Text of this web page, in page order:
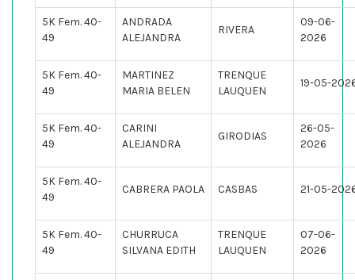
5K Fem. 40-
49
ANDRADA
ALEJANDRA
RIVERA
09-06-
2026
5K Fem. 40-
49
MARTINEZ
MARIA BELEN
TRENQUE
LAUQUEN
19-05-
5K Fem. 40-
49
CARINI
ALEJANDRA
GIRODIAS
26-05-
2026
5K Fem. 40-
49
CABRERA PAOLA CASBAS 21-05-
5K Fem. 40-
49
CHURRUCA
SILVANA EDITH
TRENQUE
LAUQUEN
07-06-
2026